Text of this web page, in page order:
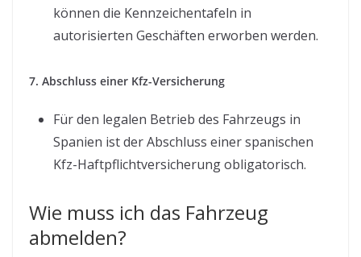
können die Kennzeichentafeln in
autorisierten Geschäften erworben werden.
7. Abschluss einer Kfz-Versicherung
Für den legalen Betrieb des Fahrzeugs in
Spanien ist der Abschluss einer spanischen
Kfz-Haftpflichtversicherung obligatorisch.
Wie muss ich das Fahrzeug
abmelden?